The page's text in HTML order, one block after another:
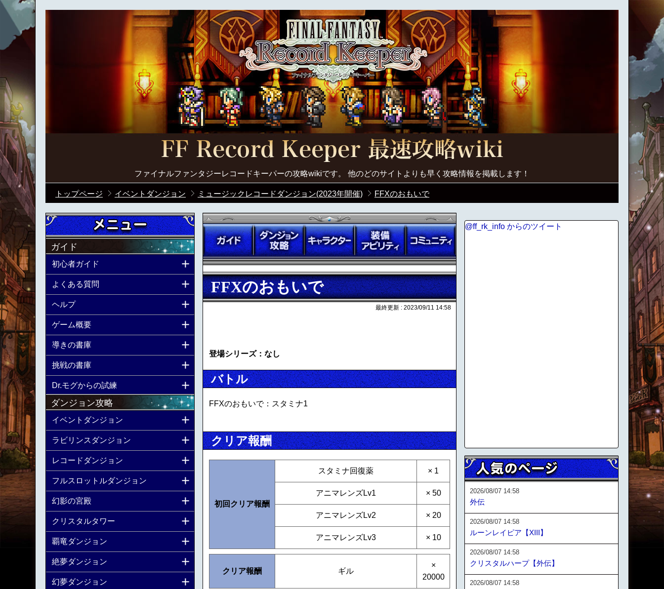
ファイナルファンタジーレコードキーパーの攻略wikiです。 他のどのサイトよりも早く攻略情報を掲載します！
トップページ イベントダンジョン ミュージックレコードダンジョン(2023年開催) FFXのおもいで
FFXのおもいで
最終更新 : 2023/09/11 14:58
登場シリーズ：なし
バトル
FFXのおもいで：スタミナ1
クリア報酬
初回クリア報酬
スタミナ回復薬 × 1
アニマレンズLv1 × 50
アニマレンズLv2 × 20
アニマレンズLv3 × 10
クリア報酬 ギル
×
20000
ガイド
初心者ガイド
よくある質問
ヘルプ
ゲーム概要
導きの書庫
挑戦の書庫
Dr.モグからの試練
ダンジョン攻略
イベントダンジョン
ラビリンスダンジョン
レコードダンジョン
フルスロットルダンジョン
幻影の宮殿
クリスタルタワー
覇竜ダンジョン
絶夢ダンジョン
幻夢ダンジョン
@ff_rk_info からのツイート
2026/08/07 14:58
外伝
2026/08/07 14:58
ルーンレイピア【XIII】
2026/08/07 14:58
クリスタルハープ【外伝】
2026/08/07 14:58